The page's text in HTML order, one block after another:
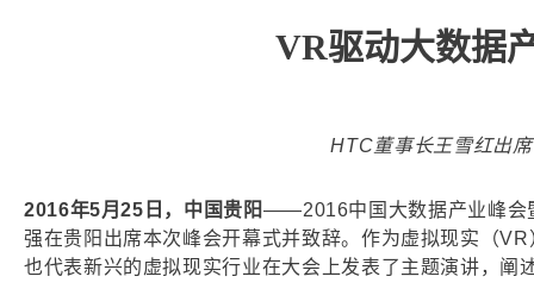
VR驱动大数据
HTC董事长王雪红出
2016年5月25日，中国贵阳——2016中国大数据产业峰会
强在贵阳出席本次峰会开幕式并致辞。作为虚拟现实（
也代表新兴的虚拟现实行业在大会上发表了主题演讲，